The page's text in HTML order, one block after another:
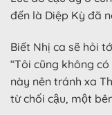
đến là Diệp Kỳ đã
Biết Nhị ca sẽ hỏi
“Tôi cũng không
này nên tránh xa
từ chối cậu, một